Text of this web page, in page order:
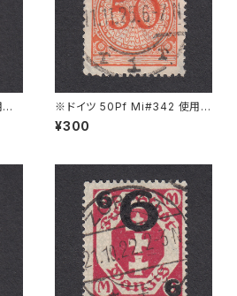
※ドイツ 50Pf Mi#342 使用済
み切手｜CÖLN 11.11.1925
¥300